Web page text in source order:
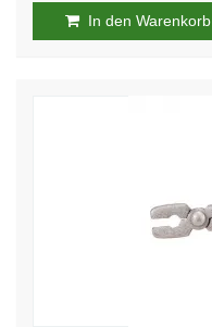
In den Warenkorb